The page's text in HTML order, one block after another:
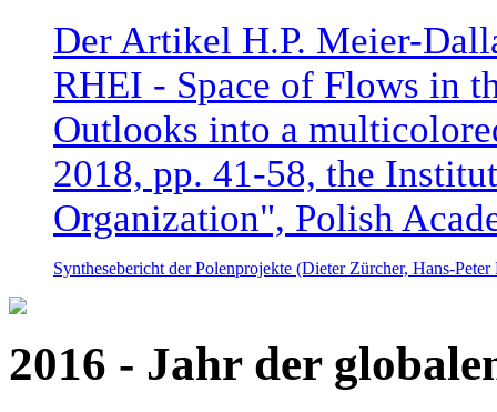
Der Artikel H.P. Meier-
RHEI - Space of Flows in
Outlooks into a
2018, pp. 41-58, the
Organization", Polish
Synthesebericht der Polenprojekte (Dieter Zürcher, Hans-
2016 - Jahr der